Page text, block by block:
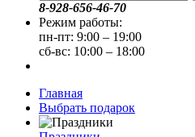
8-928-656-46-70
Режим работы:
пн-пт: 9:00 – 19:00
сб-вс: 10:00 – 18:00
Главная
Выбрать подарок